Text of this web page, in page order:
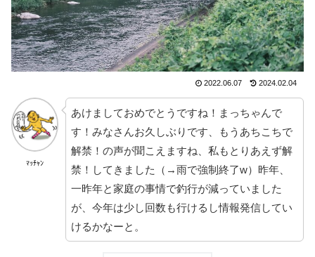
2022.06.07 2024.02.04
ﾏｯﾁｬﾝ
あけましておめでとうですね！まっちゃんで
す！みなさんお久しぶりです、もうあちこちで
解禁！の声が聞こえますね、私もとりあえず解
禁！してきました（→雨で強制終了w）昨年、
一昨年と家庭の事情で釣行が減っていました
が、今年は少し回数も行けるし情報発信してい
けるかなーと。